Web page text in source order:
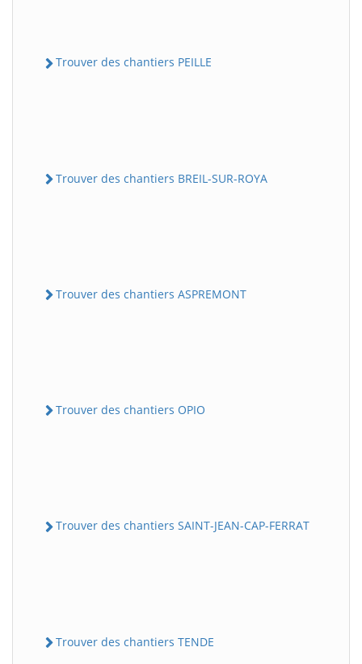
Trouver des chantiers PEILLE
Trouver des chantiers BREIL-SUR-ROYA
Trouver des chantiers ASPREMONT
Trouver des chantiers OPIO
Trouver des chantiers SAINT-JEAN-CAP-FERRAT
Trouver des chantiers TENDE